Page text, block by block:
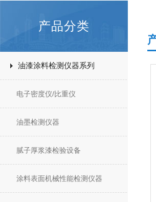
产品分类
油漆涂料检测仪器系列
电子密度仪/比重仪
油墨检测仪器
腻子厚浆漆检验设备
涂料表面机械性能检测仪器